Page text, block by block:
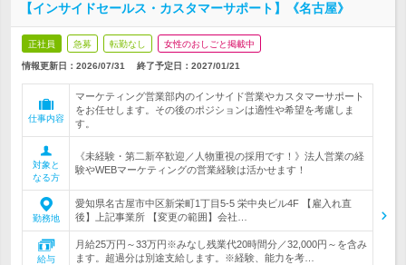
【インサイドセールス・カスタマーサポート】《名古屋》
正社員 急募 転勤なし 女性のおしごと掲載中
情報更新日：2026/07/31 終了予定日： 2027/01/21
仕事内容
マーケティング営業部内のインサイド営業やカスタマーサポート
をお任せします。その後のポジションは適性や希望を考慮しま
す。
対象と
なる方
《未経験・第二新卒歓迎／人物重視の採用です！》法人営業の経
験やWEBマーケティングの営業経験は活かせます！
勤務地
愛知県名古屋市中区新栄町1丁目5-5 栄中央ビル4F 【雇入れ直
後】上記事業所 【変更の範囲】会社…
給与
月給25万円～33万円※みなし残業代20時間分／32,000円～を含み
ます。超過分は別途支給します。※経験、能力を考…